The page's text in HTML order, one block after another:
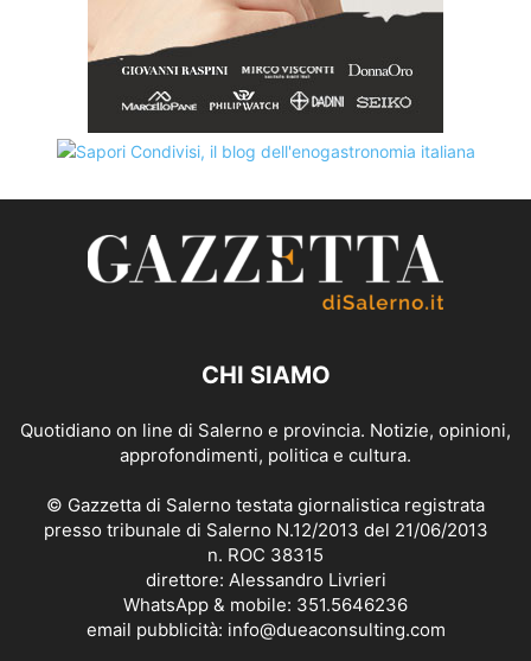
CHI SIAMO
Quotidiano on line di Salerno e provincia. Notizie, opinioni,
approfondimenti, politica e cultura.
© Gazzetta di Salerno testata giornalistica registrata
presso tribunale di Salerno N.12/2013 del 21/06/2013
n. ROC 38315
direttore: Alessandro Livrieri
WhatsApp & mobile: 351.5646236
email pubblicità: info@dueaconsulting.com